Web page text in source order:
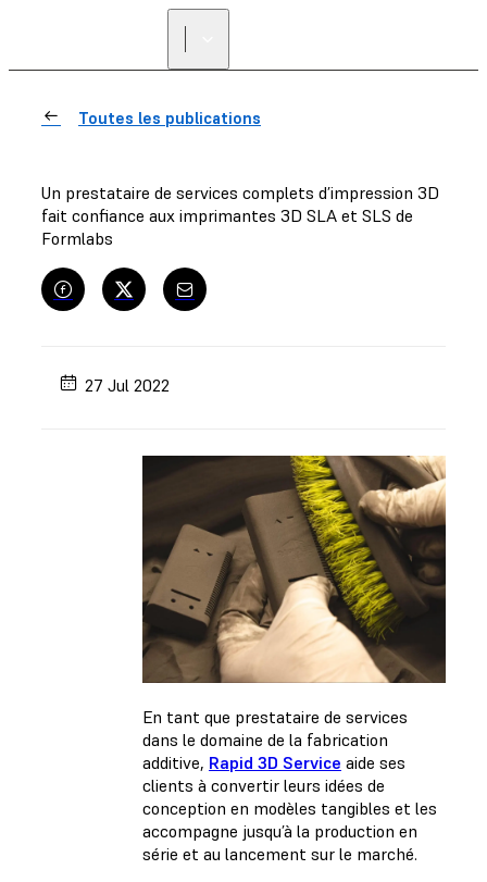
Toutes les publications
Un prestataire de services complets d’impression 3D
fait confiance aux imprimantes 3D SLA et SLS de
Formlabs
27 Jul 2022
En tant que prestataire de services
dans le domaine de la fabrication
additive, Rapid 3D Service aide ses
clients à convertir leurs idées de
conception en modèles tangibles et les
accompagne jusqu’à la production en
série et au lancement sur le marché.